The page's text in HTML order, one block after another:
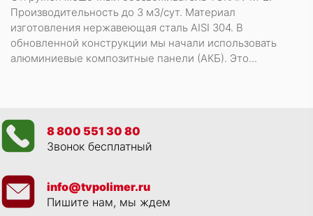
Производительность до 3 м3/сут. Материал
изготовления нержавеющая сталь AISI 304. В
обновленной конструкции мы начали использовать
алюминиевые композитные панели (АКБ). Это...
8 800 551 30 80
Звонок бесплатный
info@tvpolimer.ru
Пишите нам, мы ждем